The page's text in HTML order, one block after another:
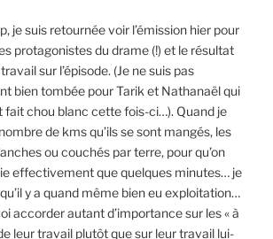
je suis retournée voir l’émission hier pour
protagonistes du drame (!) et le résultat
sur l’épisode. (Je ne suis pas
bien tombée pour Tarik et Nathanaël qui
fait chou blanc cette fois-ci…). Quand je
de kms qu’ils se sont mangés, les
ou couchés par terre, pour qu’on
effectivement que quelques minutes… je
y a quand même bien eu exploitation…
accorder autant d’importance sur les « à
leur travail plutôt que sur leur travail lui-